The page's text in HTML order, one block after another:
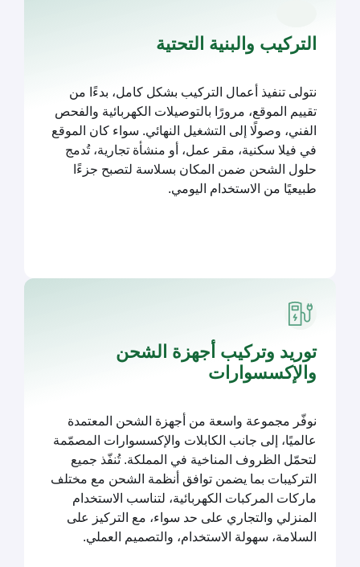
التركيب والبنية التحتية
نتولى تنفيذ أعمال التركيب بشكل كامل، بدءًا من
تقييم الموقع، مرورًا بالتوصيلات الكهربائية والفحص
الفني، وصولًا إلى التشغيل النهائي. سواء كان الموقع
في فيلا سكنية، مقر عمل، أو منشأة تجارية، تُدمج
حلول الشحن ضمن المكان بسلاسة لتصبح جزءًا
طبيعيًا من الاستخدام اليومي.
توريد وتركيب أجهزة الشحن
والإكسسوارات
نوفّر مجموعة واسعة من أجهزة الشحن المعتمدة
عالميًا، إلى جانب الكابلات والإكسسوارات المصمّمة
لتحمّل الظروف المناخية في المملكة. تُنفّذ جميع
التركيبات بما يضمن توافق أنظمة الشحن مع مختلف
ماركات المركبات الكهربائية، لتناسب الاستخدام
المنزلي والتجاري على حد سواء، مع التركيز على
السلامة، سهولة الاستخدام، والتصميم العملي.